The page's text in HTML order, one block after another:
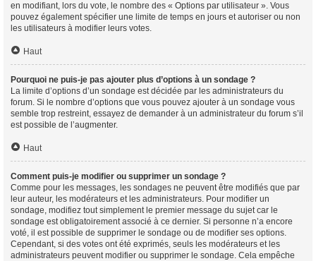
en modifiant, lors du vote, le nombre des « Options par utilisateur ». Vous
pouvez également spécifier une limite de temps en jours et autoriser ou non
les utilisateurs à modifier leurs votes.
Haut
Pourquoi ne puis-je pas ajouter plus d’options à un sondage ?
La limite d’options d’un sondage est décidée par les administrateurs du
forum. Si le nombre d’options que vous pouvez ajouter à un sondage vous
semble trop restreint, essayez de demander à un administrateur du forum s’il
est possible de l’augmenter.
Haut
Comment puis-je modifier ou supprimer un sondage ?
Comme pour les messages, les sondages ne peuvent être modifiés que par
leur auteur, les modérateurs et les administrateurs. Pour modifier un
sondage, modifiez tout simplement le premier message du sujet car le
sondage est obligatoirement associé à ce dernier. Si personne n’a encore
voté, il est possible de supprimer le sondage ou de modifier ses options.
Cependant, si des votes ont été exprimés, seuls les modérateurs et les
administrateurs peuvent modifier ou supprimer le sondage. Cela empêche